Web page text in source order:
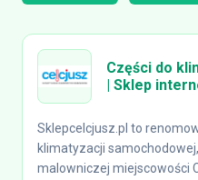
Części do
| Sklep
Sklepcelcjusz.pl to
klimatyzacji
malowniczej miejscowości